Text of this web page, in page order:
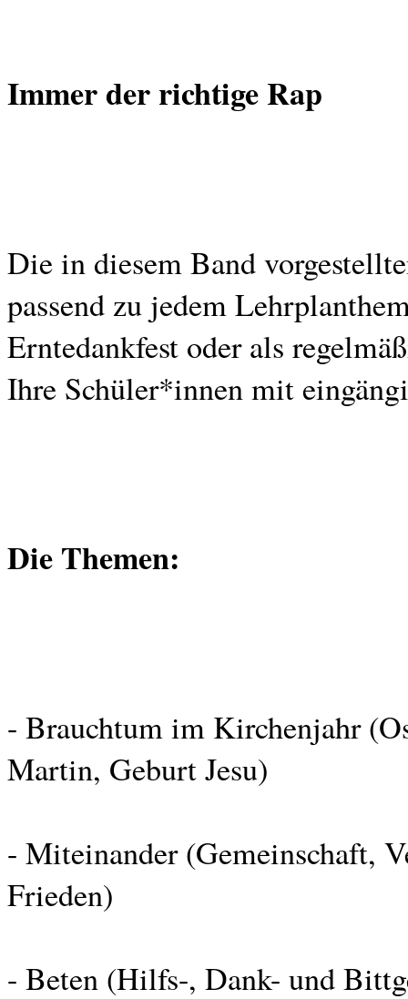
Immer der richtige Rap
Die in diesem Band
passend zu jedem
Erntedankfest oder als
Ihre Schüler*innen mit
Die Themen:
- Brauchtum im Kirchenjahr
Martin, Geburt Jesu)
- Miteinander (Gemeinschaft,
Frieden)
- Beten (Hilfs-, Dank- und